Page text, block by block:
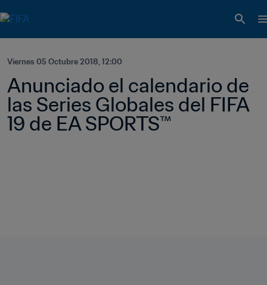
Viernes 05 Octubre 2018, 12:00
Anunciado el calendario de
las Series Globales del FIFA
19 de EA SPORTS™